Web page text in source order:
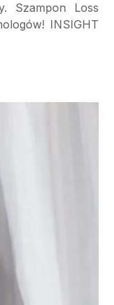
Szampon Loss
INSIGHT